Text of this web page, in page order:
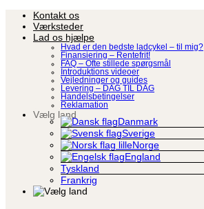
Fortsæt
indhold
Kontakt os
Værksteder
Lad os hjælpe
Hvad er den bedste ladcykel – til mig?
Finansiering – Rentefrit!
FAQ – Ofte stillede spørgsmål
Introduktions videoer
Vejledninger og guides
Levering – DAG TIL DAG
Handelsbetingelser
Reklamation
Vælg land
Danmark
Sverige
Norge
England
Tyskland
Frankrig